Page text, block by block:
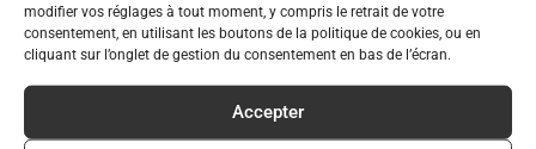
modifier vos réglages à tout moment, y compris le retrait de votre
consentement, en utilisant les boutons de la politique de cookies, ou en
cliquant sur l’onglet de gestion du consentement en bas de l’écran.
Accepter